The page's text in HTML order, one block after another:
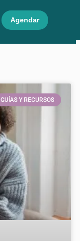
Agendar
GUÍAS Y RECURSOS